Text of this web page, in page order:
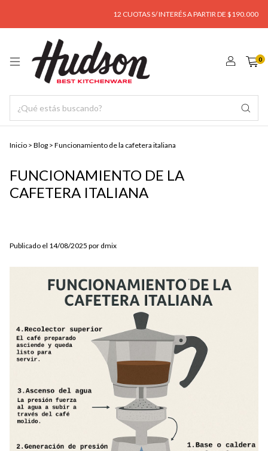
12 CUOTAS S/ INTERÉS A PARTIR DE $190.000
0
Inicio > Blog > Funcionamiento de la cafetera italiana
FUNCIONAMIENTO DE LA
CAFETERA ITALIANA
Publicado el 14/08/2025 por dmix